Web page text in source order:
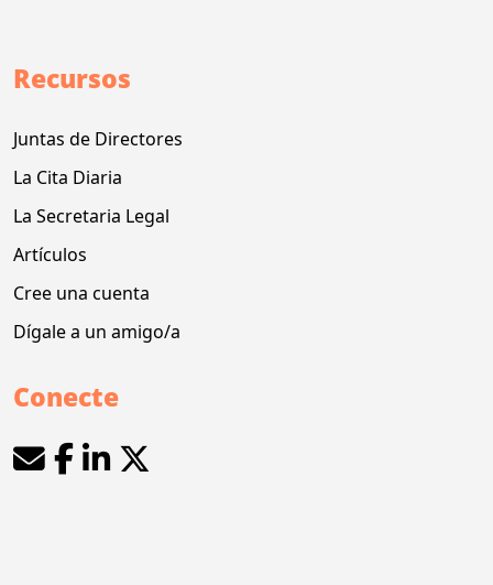
Recursos
Juntas de Directores
La Cita Diaria
La Secretaria Legal
Artículos
Cree una cuenta
Dígale a un amigo/a
Conecte